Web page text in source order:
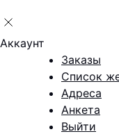
Аккаунт
Заказы
Список
Адреса
Анкета
Выйти